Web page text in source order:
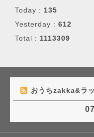
Today : 135
Yesterday : 612
Total : 1113309
おうちzakka&